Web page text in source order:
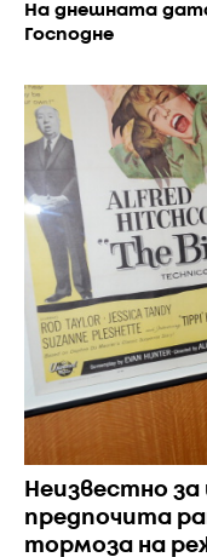
На днешната
Господне
Неизвестно
предпочита
тормоза на